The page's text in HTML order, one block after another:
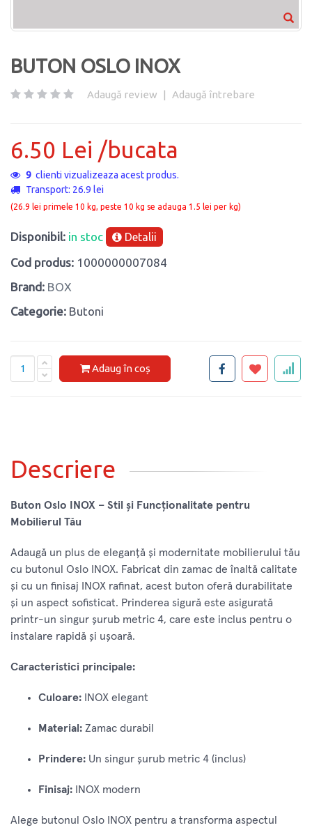
BUTON OSLO INOX
Adaugă review | Adaugă întrebare
6.50 Lei /bucata
9 clienti vizualizeaza acest produs.
Transport: 26.9 lei
(26.9 lei primele 10 kg, peste 10 kg se adauga 1.5 lei per kg)
Disponibil: in stoc Detalii
Cod produs: 1000000007084
Brand: BOX
Categorie: Butoni
Adaug în coș
Descriere
Buton Oslo INOX – Stil și Funcționalitate pentru
Mobilierul Tău
Adaugă un plus de eleganță și modernitate mobilierului tău
cu butonul Oslo INOX. Fabricat din zamac de înaltă calitate
și cu un finisaj INOX rafinat, acest buton oferă durabilitate
și un aspect sofisticat. Prinderea sigură este asigurată
printr-un singur șurub metric 4, care este inclus pentru o
instalare rapidă și ușoară.
Caracteristici principale:
Culoare: INOX elegant
Material: Zamac durabil
Prindere: Un singur șurub metric 4 (inclus)
Finisaj: INOX modern
Alege butonul Oslo INOX pentru a transforma aspectul